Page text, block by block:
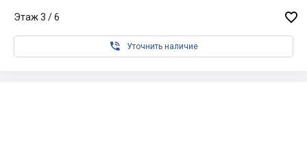
Этаж 3 / 6 
 Уточнить наличие